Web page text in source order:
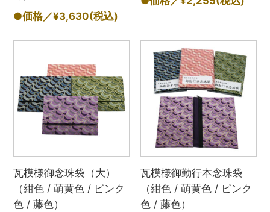
●価格／¥3,630(税込)
瓦模様御念珠袋（大）
（紺色 / 萌黄色 / ピンク
色 / 藤色）
瓦模様御勤行本念珠袋
（紺色 / 萌黄色 / ピンク
色 / 藤色）